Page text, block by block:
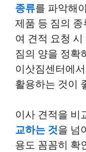
종류를 파악해
제품 등 짐의
여 견적 요청
짐의 양을 정확
이삿짐센터에
활용하는 것이
이사 견적을 비
교하는 것을 넘
용도 꼼꼼히 확